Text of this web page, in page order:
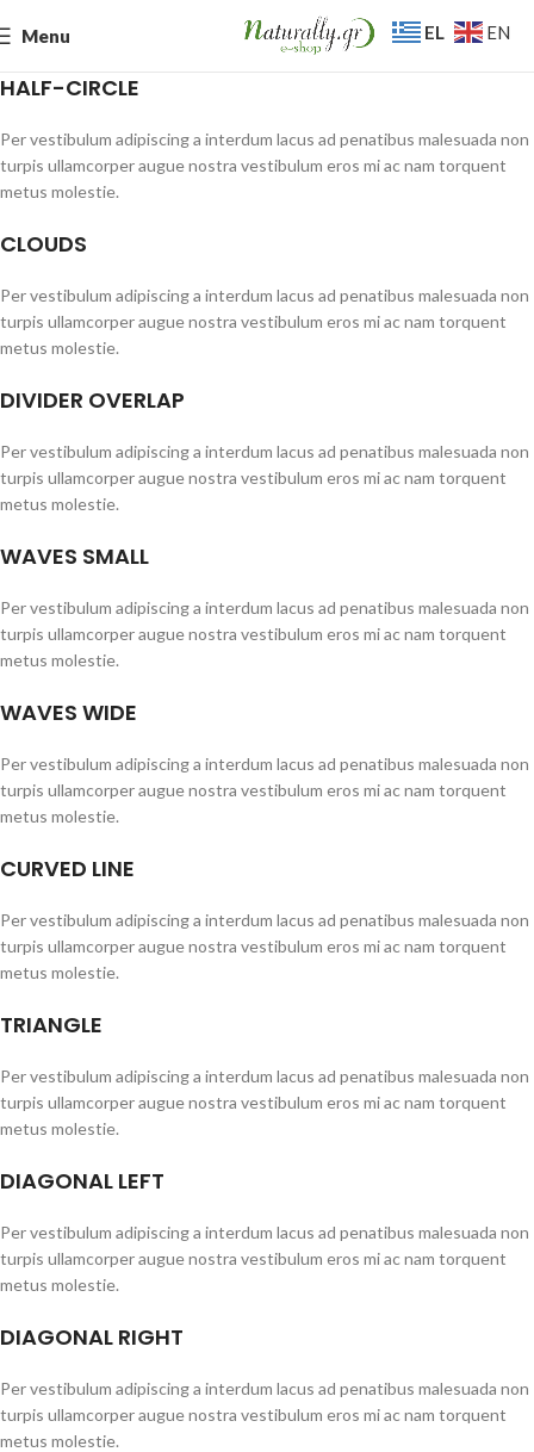
Menu
HALF-CIRCLE
Per vestibulum adipiscing a interdum lacus ad penatibus malesuada non
turpis ullamcorper augue nostra vestibulum eros mi ac nam torquent
metus molestie.
CLOUDS
Per vestibulum adipiscing a interdum lacus ad penatibus malesuada non
turpis ullamcorper augue nostra vestibulum eros mi ac nam torquent
metus molestie.
DIVIDER OVERLAP
Per vestibulum adipiscing a interdum lacus ad penatibus malesuada non
turpis ullamcorper augue nostra vestibulum eros mi ac nam torquent
metus molestie.
WAVES SMALL
Per vestibulum adipiscing a interdum lacus ad penatibus malesuada non
turpis ullamcorper augue nostra vestibulum eros mi ac nam torquent
metus molestie.
WAVES WIDE
Per vestibulum adipiscing a interdum lacus ad penatibus malesuada non
turpis ullamcorper augue nostra vestibulum eros mi ac nam torquent
metus molestie.
CURVED LINE
Per vestibulum adipiscing a interdum lacus ad penatibus malesuada non
turpis ullamcorper augue nostra vestibulum eros mi ac nam torquent
metus molestie.
TRIANGLE
Per vestibulum adipiscing a interdum lacus ad penatibus malesuada non
turpis ullamcorper augue nostra vestibulum eros mi ac nam torquent
metus molestie.
DIAGONAL LEFT
Per vestibulum adipiscing a interdum lacus ad penatibus malesuada non
turpis ullamcorper augue nostra vestibulum eros mi ac nam torquent
metus molestie.
DIAGONAL RIGHT
Per vestibulum adipiscing a interdum lacus ad penatibus malesuada non
turpis ullamcorper augue nostra vestibulum eros mi ac nam torquent
metus molestie.
EL EN